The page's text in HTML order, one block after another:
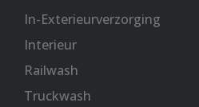
In-Exterieurverzorging
Interieur
Railwash
Truckwash